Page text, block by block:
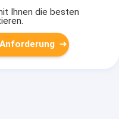
Ihnen die besten